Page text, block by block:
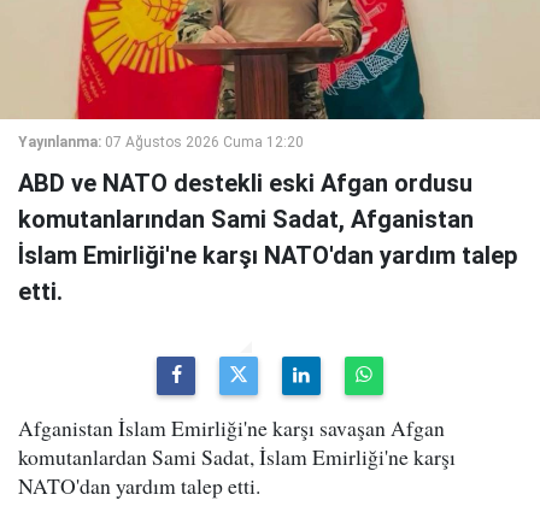
Yayınlanma: 07 Ağustos 2026 Cuma 12:20
ABD ve NATO destekli eski Afgan ordusu
komutanlarından Sami Sadat, Afganistan
İslam Emirliği'ne karşı NATO'dan yardım talep
etti.
Afganistan İslam Emirliği'ne karşı savaşan Afgan
komutanlardan Sami Sadat, İslam Emirliği'ne karşı
NATO'dan yardım talep etti.